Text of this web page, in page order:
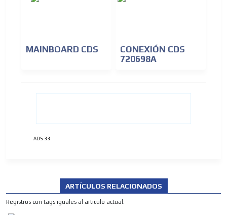
MAINBOARD CDS
CONEXIÓN CDS
720698A
ADS-33
ARTÍCULOS RELACIONADOS
Registros con tags iguales al articulo actual.